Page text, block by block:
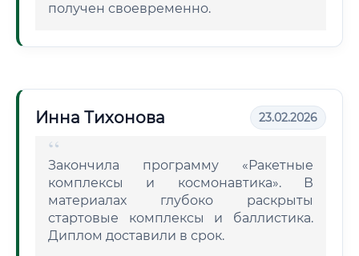
получен своевременно.
Инна Тихонова 23.02.2026
Закончила программу «Ракетные
комплексы и космонавтика». В
материалах глубоко раскрыты
стартовые комплексы и баллистика.
Диплом доставили в срок.